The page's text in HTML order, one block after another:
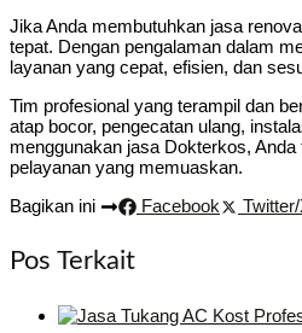
Jika Anda membutuhkan jasa
tepat. Dengan pengalaman dalam
layanan yang cepat, efisien, dan
Tim profesional yang terampil dan
atap bocor, pengecatan ulang,
menggunakan jasa Dokterkos,
pelayanan yang memuaskan.
Bagikan ini
Facebook
Pos Terkait